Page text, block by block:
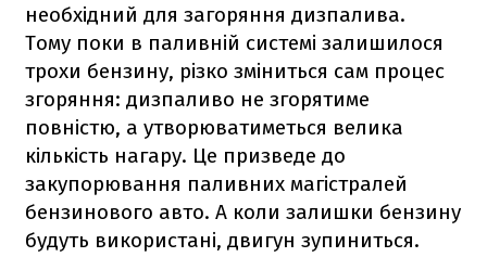
необхідний для загоряння дизпалива.
Тому поки в паливній системі залишилося
трохи бензину, різко зміниться сам процес
згоряння: дизпаливо не згорятиме
повністю, а утворюватиметься велика
кількість нагару. Це призведе до
закупорювання паливних магістралей
бензинового авто. А коли залишки бензину
будуть використані, двигун зупиниться.